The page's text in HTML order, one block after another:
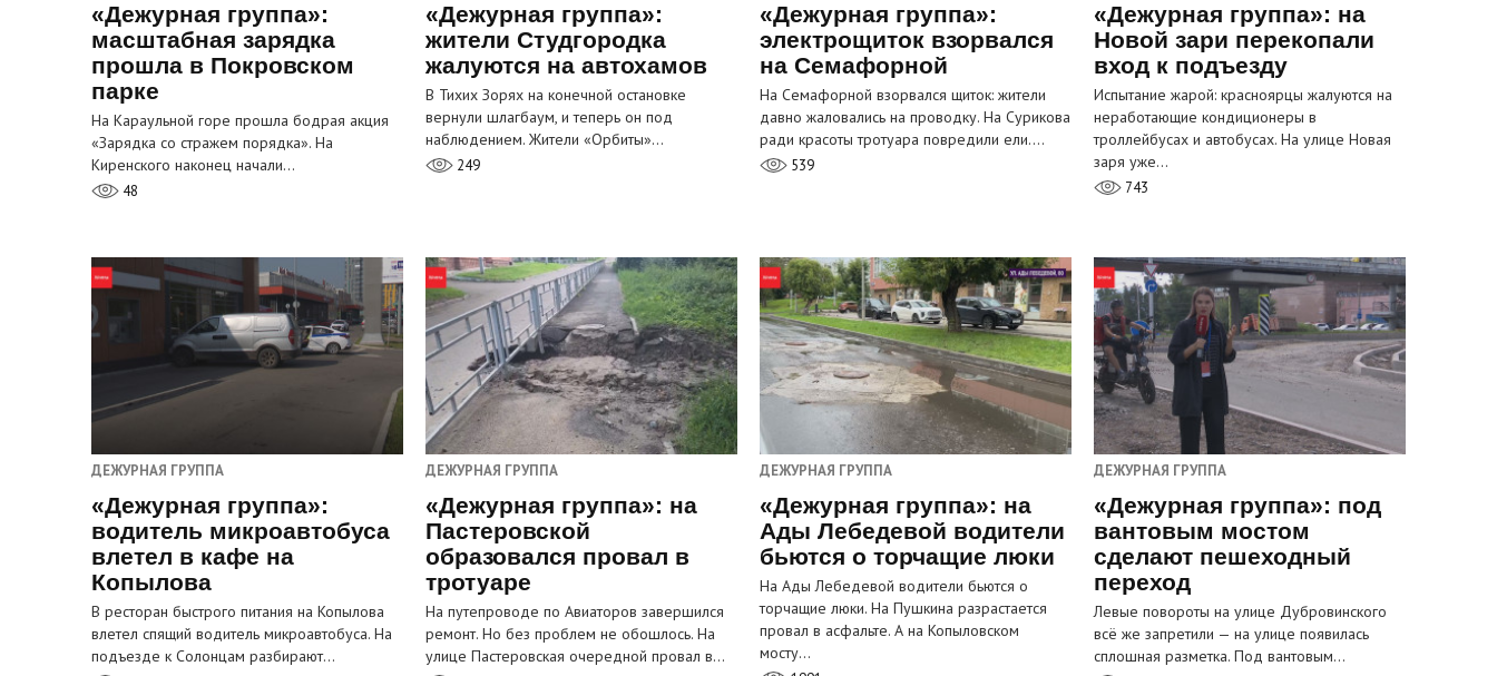
«Дежурная группа»:
масштабная зарядка
прошла в Покровском
парке
На Караульной горе прошла бодрая акция
«Зарядка со стражем порядка». На
Киренского наконец начали…
48
«Дежурная группа»:
жители Студгородка
жалуются на автохамов
В Тихих Зорях на конечной остановке
вернули шлагбаум, и теперь он под
наблюдением. Жители «Орбиты»…
249
«Дежурная группа»:
электрощиток взорвался
на Семафорной
На Семафорной взорвался щиток: жители
давно жаловались на проводку. На Сурикова
ради красоты тротуара повредили ели.…
539
«Дежурная группа»: на
Новой зари перекопали
вход к подъезду
Испытание жарой: красноярцы жалуются на
неработающие кондиционеры в
троллейбусах и автобусах. На улице Новая
заря уже…
743
ДЕЖУРНАЯ ГРУППА
«Дежурная группа»:
водитель микроавтобуса
влетел в кафе на
Копылова
В ресторан быстрого питания на Копылова
влетел спящий водитель микроавтобуса. На
подъезде к Солонцам разбирают…
ДЕЖУРНАЯ ГРУППА
«Дежурная группа»: на
Пастеровской
образовался провал в
тротуаре
На путепроводе по Авиаторов завершился
ремонт. Но без проблем не обошлось. На
улице Пастеровская очередной провал в…
ДЕЖУРНАЯ ГРУППА
«Дежурная группа»: на
Ады Лебедевой водители
бьются о торчащие люки
На Ады Лебедевой водители бьются о
торчащие люки. На Пушкина разрастается
провал в асфальте. А на Копыловском
мосту…
ДЕЖУРНАЯ ГРУППА
«Дежурная группа»: под
вантовым мостом
сделают пешеходный
переход
Левые повороты на улице Дубровинского
всё же запретили — на улице появилась
сплошная разметка. Под вантовым…